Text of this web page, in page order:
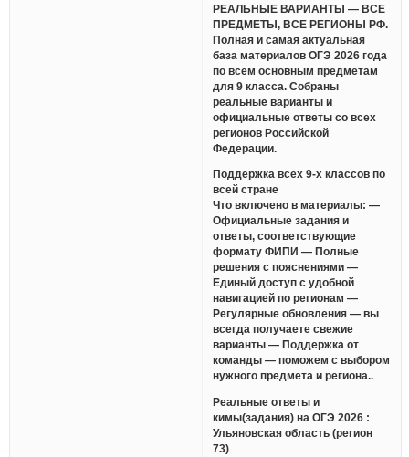
РЕАЛЬНЫЕ ВАРИАНТЫ — ВСЕ
ПРЕДМЕТЫ, ВСЕ РЕГИОНЫ РФ.
Полная и самая актуальная
база материалов ОГЭ 2026 года
по всем основным предметам
для 9 класса. Собраны
реальные варианты и
официальные ответы со всех
регионов Российской
Федерации.
Поддержка всех 9-х классов по
всей стране
Что включено в материалы: —
Официальные задания и
ответы, соответствующие
формату ФИПИ — Полные
решения с пояснениями —
Единый доступ с удобной
навигацией по регионам —
Регулярные обновления — вы
всегда получаете свежие
варианты — Поддержка от
команды — поможем с выбором
нужного предмета и региона..
Реальные ответы и
кимы(задания) на ОГЭ 2026 :
Ульяновская область (регион
73)